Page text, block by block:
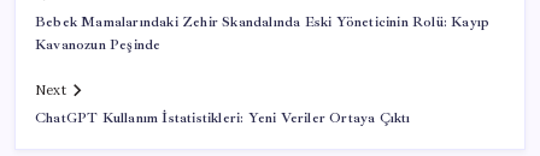
Bebek Mamalarındaki Zehir Skandalında Eski Yöneticinin Rolü: Kayıp
Kavanozun Peşinde
Next
ChatGPT Kullanım İstatistikleri: Yeni Veriler Ortaya Çıktı